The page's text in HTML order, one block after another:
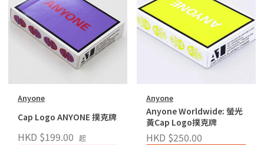
Anyone
Cap Logo ANYONE 撲克牌
HKD $199.00 起
Anyone
Anyone Worldwide: 螢光
黃Cap Logo撲克牌
HKD $250.00